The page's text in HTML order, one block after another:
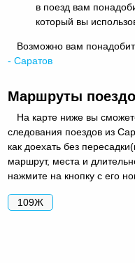
в поезд вам
который вы
Возможно вам
- Саратов
Маршруты
На карте ниже вы
следования поездов из
как доехать без
маршрут, места и
нажмите на кнопку с его
109Ж